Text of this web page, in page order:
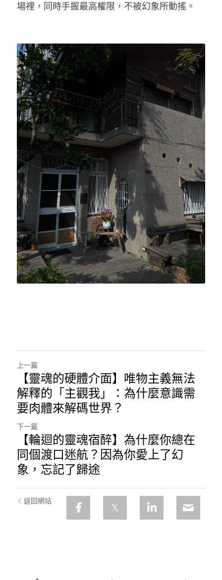
場裡，同時手握最高權限，不被幻象所動搖。
上一篇
【靈魂的硬體介面】唯物主義無法
解釋的「主觀我」：為什麼意識需
要肉體來解碼世界？
下一篇
【輪迴的靈魂宿醉】為什麼你總在
同個渡口迷航？因為你愛上了幻
象，忘記了歸途
返回網站